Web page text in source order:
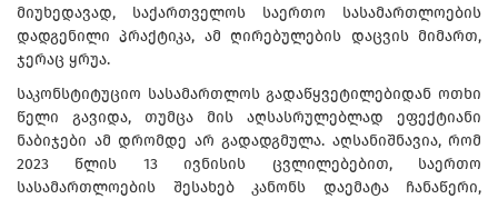
მიუხედავად, საქართველოს საერთო სასამართლოების
დადგენილი პრაქტიკა, ამ ღირებულების დაცვის მიმართ,
ჯერაც ყრუა.
საკონსტიტუციო სასამართლოს გადაწყვეტილებიდან ოთხი
წელი გავიდა, თუმცა მის აღსასრულებლად ეფექტიანი
ნაბიჯები ამ დრომდე არ გადადგმულა. აღსანიშნავია, რომ
2023 წლის 13 ივნისის ცვლილებებით, საერთო
სასამართლოების შესახებ კანონს დაემატა ჩანაწერი,